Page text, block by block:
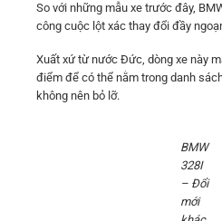
So với những mẫu xe trước đây,
công cuộc lột xác thay đổi đầy
Xuất xứ từ nước Đức, dòng xe này
điểm để có thể nằm trong danh
không nên bỏ lỡ.
BMW
328I
– Đổi
mới